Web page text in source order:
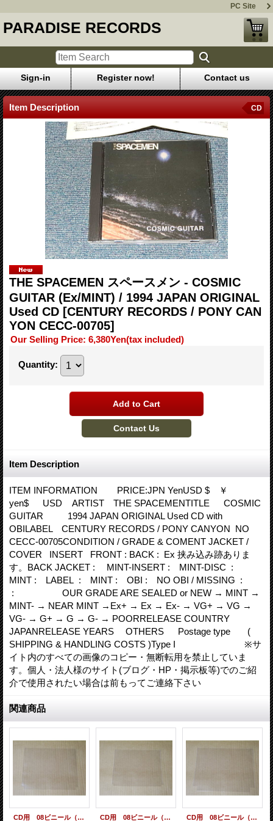
PC Site
PARADISE RECORDS
Sign-in Register now! Contact us
Item Description CD
THE SPACEMEN スペースメン - COSMIC
GUITAR (Ex/MINT) / 1994 JAPAN ORIGINAL
Used CD [CENTURY RECORDS / PONY CAN
YON CECC-00705]
Our Selling Price: 6,380Yen(tax included)
Quantity:
Item Description
ITEM INFORMATION PRICE:JPN YenUSD $ ￥
yen$ USD ARTIST THE SPACEMENTITLE COSMIC
GUITAR 1994 JAPAN ORIGINAL Used CD with
OBILABEL CENTURY RECORDS / PONY CANYON NO
CECC-00705CONDITION / GRADE & COMENT JACKET /
COVER INSERT FRONT : BACK : Ex 挟み込み跡ありま
す。BACK JACKET : MINT-INSERT : MINT-DISC :
MINT : LABEL : MINT : OBI : NO OBI / MISSING :
: OUR GRADE ARE SEALED or NEW → MINT →
MINT- → NEAR MINT →Ex+ → Ex → Ex- → VG+ → VG →
VG- → G+ → G → G- → POORRELEASE COUNTRY
JAPANRELEASE YEARS OTHERS Postage type (
SHIPPING & HANDLING COSTS )Type I ※サ
イト内のすべての画像のコピー・無断転用を禁止していま
す。個人・法人様のサイト(ブログ・HP・掲示板等)でのご紹
介で使用されたい場合は前もってご連絡下さい
関連商品
CD用 08ビニール（レギュラーサイズ） 10枚セット[care-70 ] CD用 08ビニール（マキシ用/スリムサイズ） 10枚セット[care-72 ] CD用 08ビニール（中厚用サイズ） 10枚セット[care-74 ]